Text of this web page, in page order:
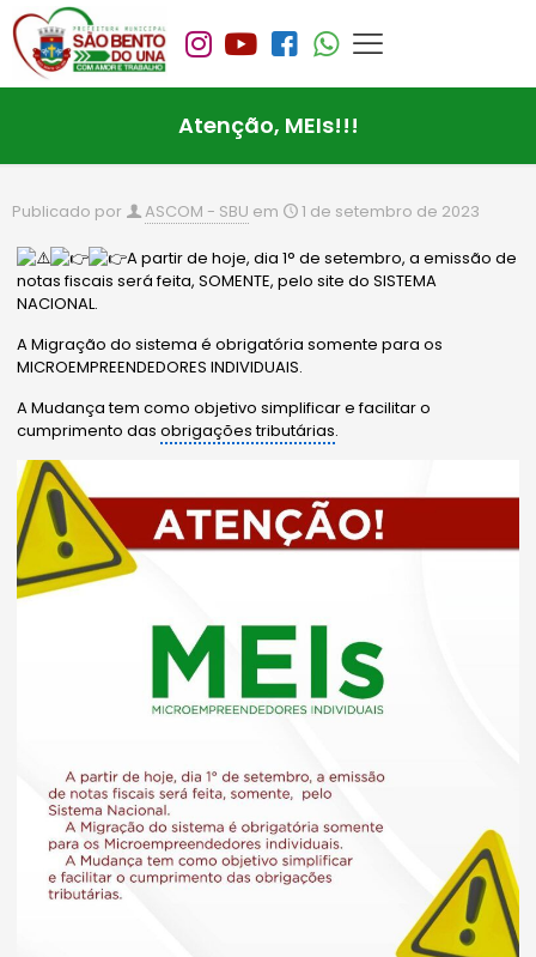
Atenção, MEIs!!!
Publicado por ASCOM - SBU em 1 de setembro de 2023
A partir de hoje, dia 1° de setembro, a emissão de
notas fiscais será feita, SOMENTE, pelo site do SISTEMA
NACIONAL.
A Migração do sistema é obrigatória somente para os
MICROEMPREENDEDORES INDIVIDUAIS.
A Mudança tem como objetivo simplificar e facilitar o
cumprimento dasobrigações tributárias.